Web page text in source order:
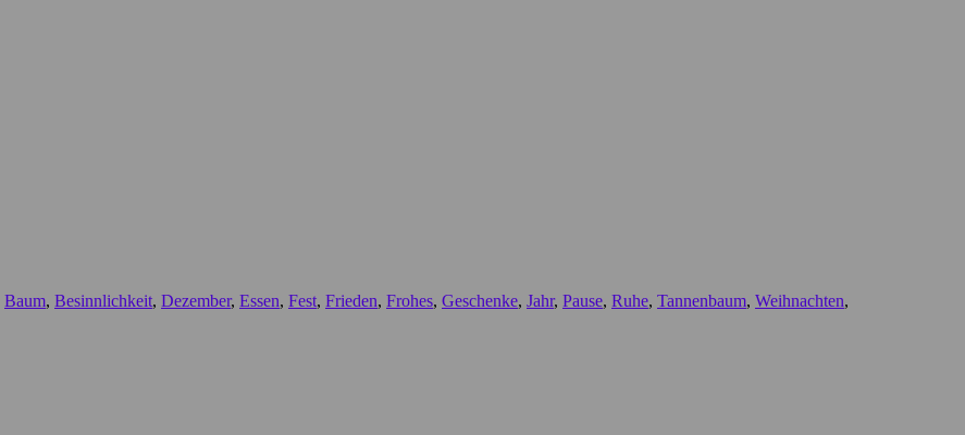
Baum, Besinnlichkeit, Dezember, Essen, Fest, Frieden, Frohes, Geschenke, Jahr, Pause, Ruhe, Tannenbaum, Weihnachten,